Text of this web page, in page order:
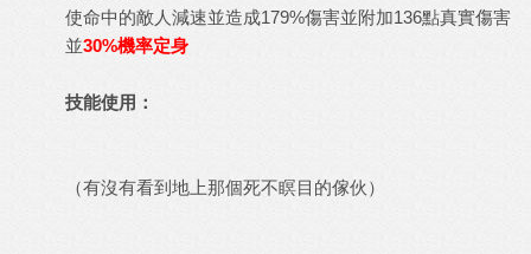
使命中的敵人減速並造成179%傷害並附加136點真實傷害
並30%機率定身
技能使用：
（有沒有看到地上那個死不瞑目的傢伙）